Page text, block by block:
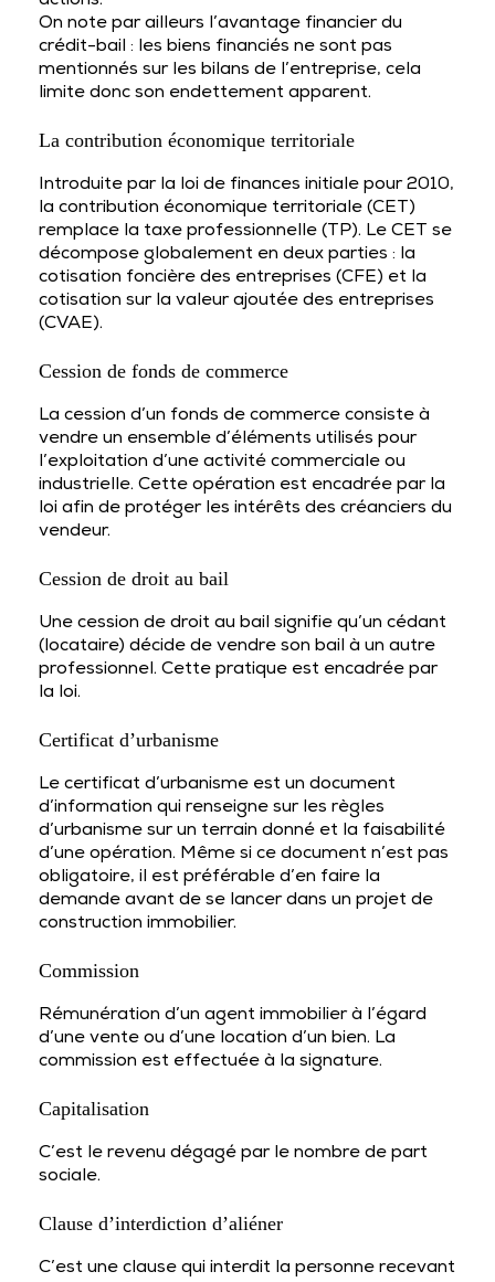
On note par ailleurs l’avantage financier du
crédit-bail : les biens financiés ne sont pas
mentionnés sur les bilans de l’entreprise, cela
limite donc son endettement apparent.
La contribution économique territoriale
Introduite par la loi de finances initiale pour 2010,
la contribution économique territoriale (CET)
remplace la taxe professionnelle (TP). Le CET se
décompose globalement en deux parties : la
cotisation foncière des entreprises (CFE) et la
cotisation sur la valeur ajoutée des entreprises
(CVAE).
Cession de fonds de commerce
La cession d’un fonds de commerce consiste à
vendre un ensemble d’éléments utilisés pour
l’exploitation d’une activité commerciale ou
industrielle. Cette opération est encadrée par la
loi afin de protéger les intérêts des créanciers du
vendeur.
Cession de droit au bail
Une cession de droit au bail signifie qu’un cédant
(locataire) décide de vendre son bail à un autre
professionnel. Cette pratique est encadrée par
la loi.
Certificat d’urbanisme
Le certificat d’urbanisme est un document
d’information qui renseigne sur les règles
d’urbanisme sur un terrain donné et la faisabilité
d’une opération. Même si ce document n’est pas
obligatoire, il est préférable d’en faire la
demande avant de se lancer dans un projet de
construction immobilier.
Commission
Rémunération d’un agent immobilier à l’égard
d’une vente ou d’une location d’un bien. La
commission est effectuée à la signature.
Capitalisation
C’est le revenu dégagé par le nombre de part
sociale.
Clause d’interdiction d’aliéner
C’est une clause qui interdit la personne recevant